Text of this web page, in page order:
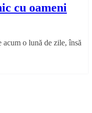
cu oameni
o lună de zile, însă